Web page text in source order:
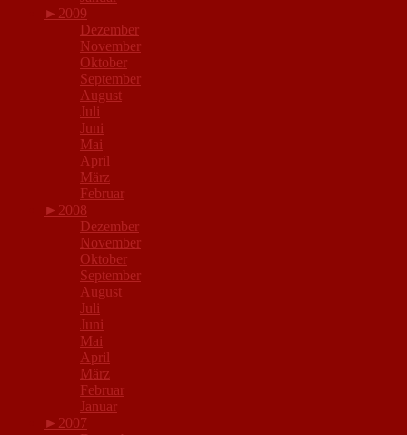
► 2009
Dezember
November
Oktober
September
August
Juli
Juni
Mai
April
März
Februar
► 2008
Dezember
November
Oktober
September
August
Juli
Juni
Mai
April
März
Februar
Januar
► 2007